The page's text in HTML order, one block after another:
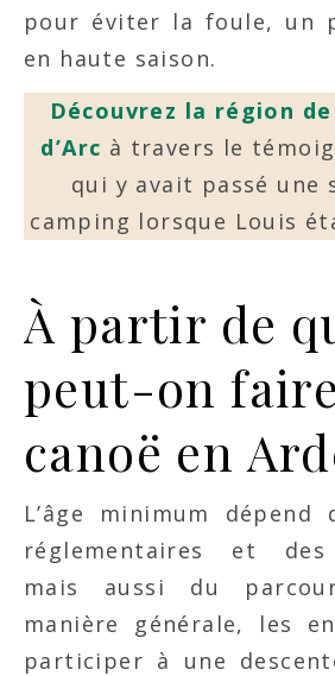
pour éviter la foule, un
en haute saison.
Découvrez la région
d’Arc à travers le
qui y avait passé une
camping lorsque Louis
À partir de
peut-on
canoë en
L’âge minimum dépend
réglementaires et des
mais aussi du
manière générale, les
participer à une